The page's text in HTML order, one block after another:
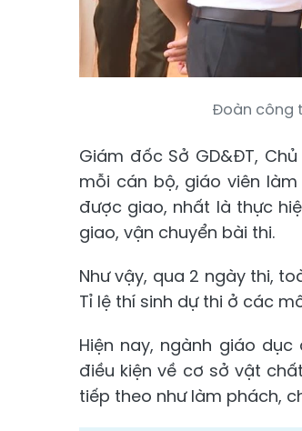
Đoàn công
Giám đốc Sở GD&ĐT,
mỗi cán bộ, giáo viên
được giao, nhất là thực
giao, vận chuyển bài thi.
Như vậy, qua 2 ngày thi,
Tỉ lệ thí sinh dự thi ở các
Hiện nay, ngành giáo
điều kiện về cơ sở vật
tiếp theo như làm phách,